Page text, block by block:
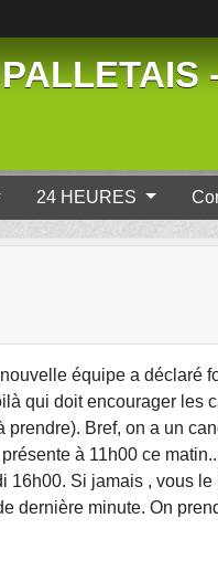
24 HEURES
équipe a déclaré
qui doit encourager les
Bref, on a un
à 11h00 ce
Si jamais , vous
dernière minute. On